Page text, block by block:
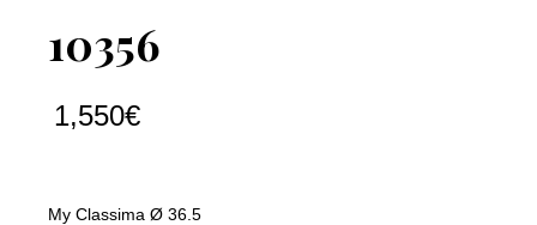
10356
1,550€
My Classima Ø 36.5